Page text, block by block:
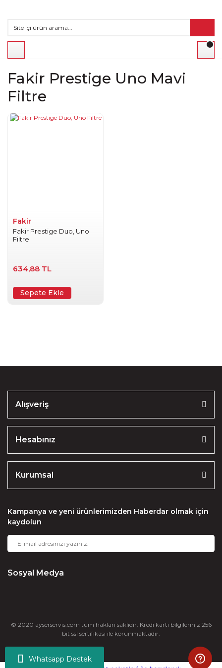
Whatsapp Destek
Fakir Prestige Uno Mavi
Filtre
Fakir
Fakir Prestige Duo, Uno
Filtre
634,88 TL
Sepete Ekle
Alışveriş
Hesabınız
Kurumsal
Kampanya ve yeni ürünlerimizden Haberdar olmak için
kaydolun
Sosyal Medya
© 2020 ayserservis.com tüm hakları saklıdır. Kredi kartı bilgileriniz 256
bit ssl sertifikası ile korunmaktadır.